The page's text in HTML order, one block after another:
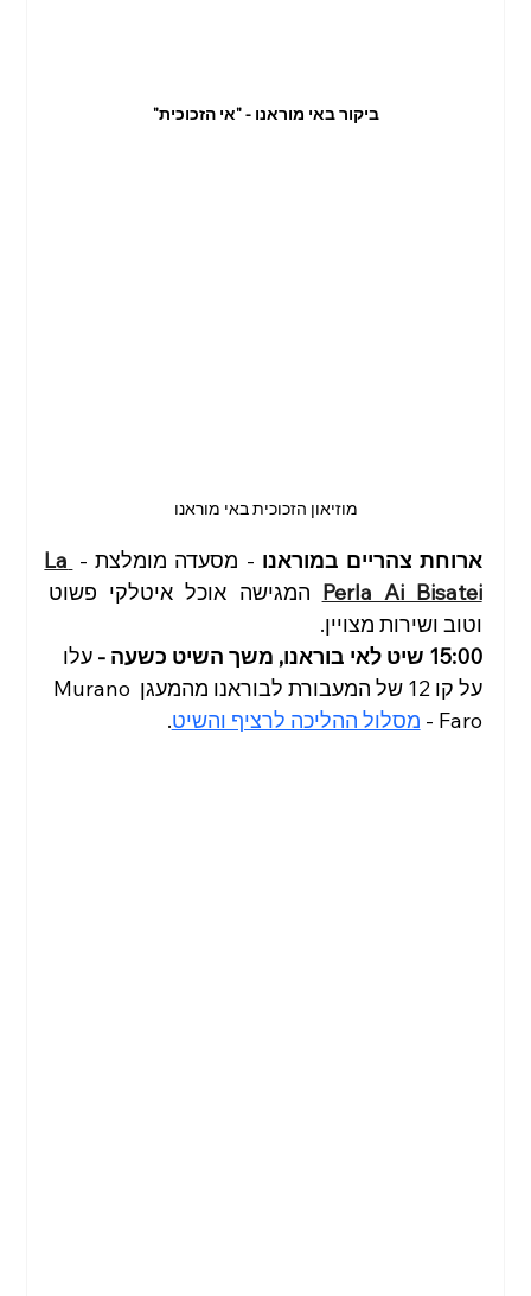
ביקור באי מוראנו - "אי הזכוכית"
מוזיאון הזכוכית באי מוראנו
ארוחת צהריים במוראנו - מסעדה מומלצת - La
Perla Ai Bisatei
וטוב ושירות מצויין.
15:00 שיט לאי בוראנו, משך השיט כשעה -
עלו
על קו 12 של המעבורת לבוראנו מהמעגן Murano
Faro -
מסלול ההליכה לרציף והשיט.